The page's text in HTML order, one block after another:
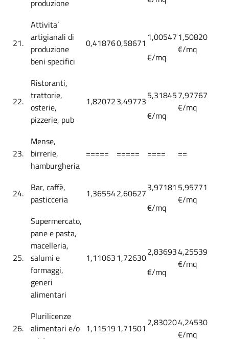
produzione
21.
Attivita’
artigianali di
produzione
beni specifici
0,418760,58671 1,00547
€/mq
1,50820
€/mq
22.
Ristoranti,
trattorie,
osterie,
pizzerie, pub
1,820723,497735,31845
€/mq
7,97767
€/mq
23.
Mense,
birrerie,
hamburgheria
===== ===== ==== ==
24.
Bar, caffè,
pasticceria
1,365542,606273,97181
€/mq
5,95771
€/mq
25.
Supermercato,
pane e pasta,
macelleria,
salumi e
formaggi,
generi
alimentari
1,11063 1,726302,83693
€/mq
4,25539
€/mq
26.
Plurilicenze
alimentari e/o 1,115191,71501 2,830204,24530
€/mq